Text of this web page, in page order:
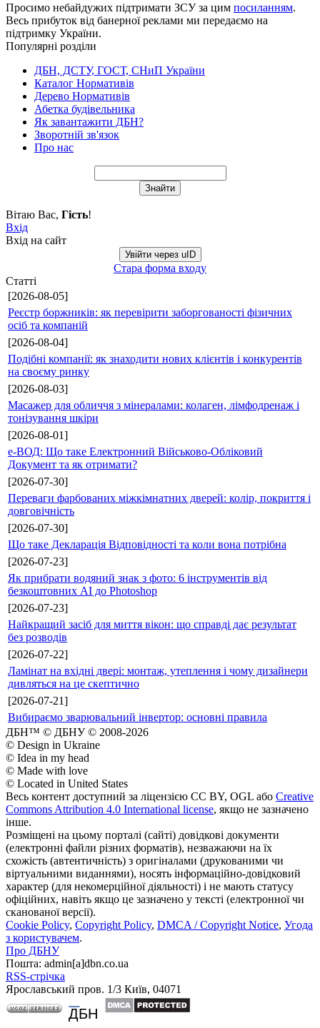
Просимо небайдужих підтримати ЗСУ за цим посиланням.
Весь прибуток від банерної реклами ми передаємо на
підтримку України.
Популярні розділи
ДБН, ДСТУ, ГОСТ, СНиП України
Каталог Нормативів
Дерево Нормативів
Абетка будівельника
Як завантажити ДБН?
Зворотній зв'язок
Про нас
Вітаю Вас, Гість!
Вхід
Вхід на сайт
Увійти через uID
Стара форма входу
Статті
[2026-08-05]
Реєстр боржників: як перевірити заборгованості фізичних
осіб та компаній
[2026-08-04]
Подібні компанії: як знаходити нових клієнтів і конкурентів
на своєму ринку
[2026-08-03]
Масажер для обличчя з мінералами: колаген, лімфодренаж і
тонізування шкіри
[2026-08-01]
е-ВОД: Що таке Електронний Військово-Обліковий
Документ та як отримати?
[2026-07-30]
Переваги фарбованих міжкімнатних дверей: колір, покриття і
довговічність
[2026-07-30]
Що таке Декларація Відповідності та коли вона потрібна
[2026-07-23]
Як прибрати водяний знак з фото: 6 інструментів від
безкоштовних AI до Photoshop
[2026-07-23]
Найкращий засіб для миття вікон: що справді дає результат
без розводів
[2026-07-22]
Ламінат на вхідні двері: монтаж, утеплення і чому дизайнери
дивляться на це скептично
[2026-07-21]
Вибираємо зварювальний інвертор: основні правила
ДБН™ © ДБНУ © 2008-2026
© Design in Ukraine
© Idea in my head
© Made with love
© Located in United States
Весь контент доступний за ліцензією CC BY, OGL або Creative
Commons Attribution 4.0 International license, якщо не зазначено
інше.
Розміщені на цьому порталі (сайті) довідкові документи
(електронні файли різних форматів), незважаючи на їх
схожість (автентичність) з оригіналами (друкованими чи
віртуальними виданнями), носять інформаційно-довідковий
характер (для некомерційної діяльності) і не мають статусу
офіційних, навіть якщо це зазначено у тексті (електронної чи
сканованої версії).
Cookie Policy, Copyright Policy, DMCA / Copyright Notice, Угода
з користувачем.
Про ДБНУ
Пошта: admin[а]dbn.co.ua
RSS-стрічка
Ярославський пров. 1/3 Київ, 04071